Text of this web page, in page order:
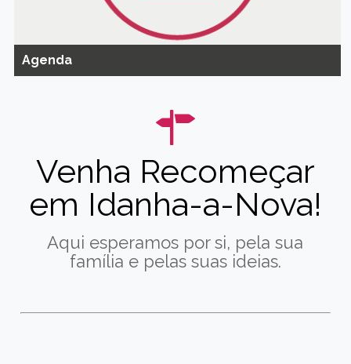
Agenda
Venha Recomeçar
em Idanha-a-Nova!
Aqui esperamos por si, pela sua
família e pelas suas ideias.